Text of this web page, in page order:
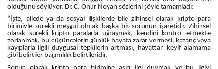
olduğunu söylüyor. Dr. C. Onur Noyan sözlerini şöyle tamamladı:
“İşte, ailede ya da sosyal ilişkilerde bile zihinsel olarak kripto para
birimiyle sürekli meşgul olmak başka bir sorunun işaretidir. Zihinsel
olarak sürekli kripto paralarla uğraşmak, kendini kontrol etmekte
zorlanmak, bu düşüncelerin günlük hayata zarar vermesi, kazanç veya
kayıplarla ilgili duygusal tepkilerin artması, hayattan keyif alamama
gibi belirtiler bağımlılık belirtileridir.